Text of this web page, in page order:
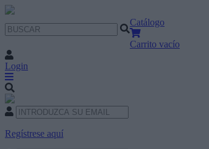
Catálogo
Carrito vacío
Login
Regístrese aquí